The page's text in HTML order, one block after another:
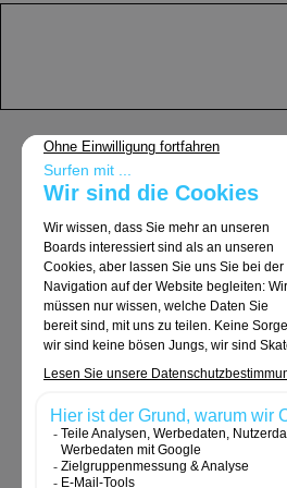
Support
Lieferung und Rücksendungen
Rechtliche Hinweise
Datenschutzrichtlinie
Kontaktieren Sie uns
Cookies und persönliche Daten